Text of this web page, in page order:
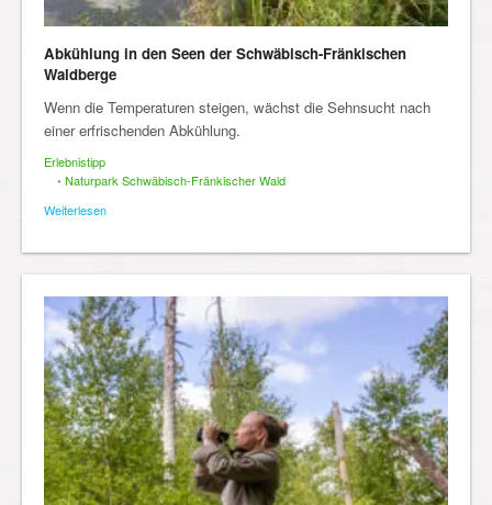
Abkühlung in den Seen der Schwäbisch-Fränkischen
Waldberge
Wenn die Temperaturen steigen, wächst die Sehnsucht nach
einer erfrischenden Abkühlung.
Erlebnistipp
• Naturpark Schwäbisch-Fränkischer Wald
Weiterlesen